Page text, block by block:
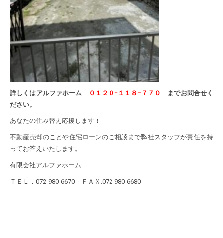
詳しくはアルファホーム ０１２０ｰ１１８ｰ７７０
までお問合せく
ださい。
あなたの住み替え応援します！
不動産売却のことや住宅ローンのご相談まで弊社スタッフが責任を持
ってお答えいたします。
有限会社アルファホーム
ＴＥＬ．072-980-6670 ＦＡＸ.072-980-6680